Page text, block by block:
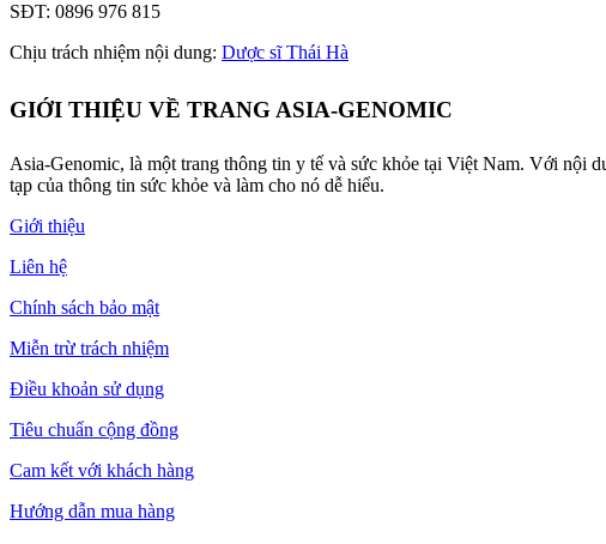
SĐT: 0896 976 815
Chịu trách nhiệm nội dung: Dược sĩ Thái Hà
GIỚI THIỆU VỀ TRANG ASIA-GENOMIC
Asia-Genomic, là một trang thông tin y tế và sức khỏe tại Việt Nam. Với nội
tạp của thông tin sức khỏe và làm cho nó dễ hiểu.
Giới thiệu
Liên hệ
Chính sách bảo mật
Miễn trừ trách nhiệm
Điều khoản sử dụng
Tiêu chuẩn cộng đồng
Cam kết với khách hàng
Hướng dẫn mua hàng